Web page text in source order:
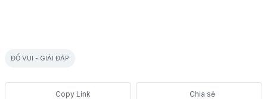
ĐỐ VUI - GIẢI ĐÁP
Chia sẻ